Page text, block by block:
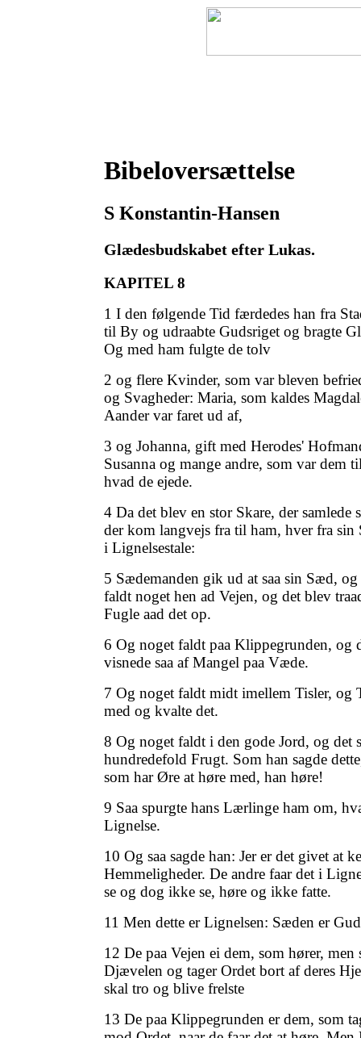
Bibeloversættelse
S Konstantin-Hansen
Glædesbudskabet efter Lukas.
KAPITEL 8
1 I den følgende Tid færdedes han fra
til By og udraabte Gudsriget og bragte
Og med ham fulgte de tolv
2 og flere Kvinder, som var bleven
og Svagheder: Maria, som kaldes
Aander var faret ud af,
3 og Johanna, gift med Herodes'
Susanna og mange andre, som var dem
hvad de ejede.
4 Da det blev en stor Skare, der samlede
der kom langvejs fra til ham, hver fra sin
i Lignelsestale:
5 Sædemanden gik ud at saa sin Sæd, og
faldt noget hen ad Vejen, og det blev
Fugle aad det op.
6 Og noget faldt paa Klippegrunden, og
visnede saa af Mangel paa Væde.
7 Og noget faldt midt imellem Tisler, og
med og kvalte det.
8 Og noget faldt i den gode Jord, og det
hundredefold Frugt. Som han sagde
som har Øre at høre med, han høre!
9 Saa spurgte hans Lærlinge ham om,
Lignelse.
10 Og saa sagde han: Jer er det givet at
Hemmeligheder. De andre faar det i
se og dog ikke se, høre og ikke fatte.
11 Men dette er Lignelsen: Sæden er
12 De paa Vejen ei dem, som hører, men
Djævelen og tager Ordet bort af deres
skal tro og blive frelste
13 De paa Klippegrunden er dem, som